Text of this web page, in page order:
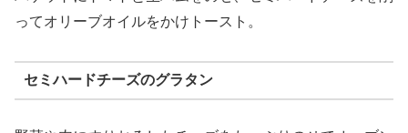
ってオリーブオイルをかけトースト。
セミハードチーズのグラタン